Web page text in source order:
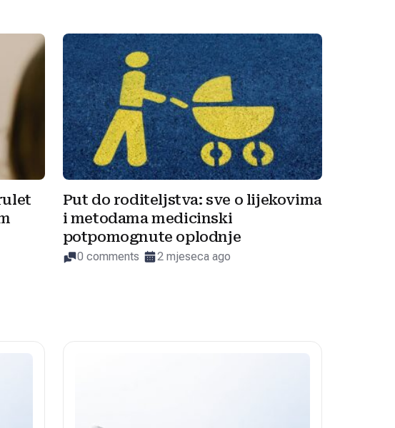
Put do roditeljstva: sve o lijekovima
i metodama medicinski
potpomognute oplodnje
0 comments 2 mjeseca ago